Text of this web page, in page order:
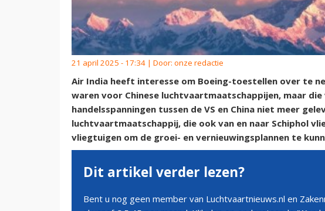
21 april 2025 - 17:34 | Door: onze redactie
Air India heeft interesse om Boeing-toestellen over te
waren voor Chinese luchtvaartmaatschappijen, maar
handelsspanningen tussen de VS en China niet meer
luchtvaartmaatschappij, die ook van en naar Schiphol
vliegtuigen om de groei- en vernieuwingsplannen te
Dit artikel verder lezen?
Bent u nog geen member van Luchtvaartnieuws.nl en